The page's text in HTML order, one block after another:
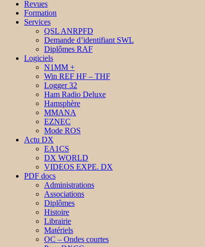
Revues
Formation
Services
QSL ANRPFD
Demande d’identifiant SWL
Diplômes RAF
Logiciels
N1MM +
Win REF HF – THF
Logger 32
Ham Radio Deluxe
Hamsphère
MMANA
EZNEC
Mode ROS
Actu DX
EA1CS
DX WORLD
VIDEOS EXPE. DX
PDF docs
Administrations
Associations
Diplômes
Histoire
Librairie
Matériels
OC – Ondes courtes